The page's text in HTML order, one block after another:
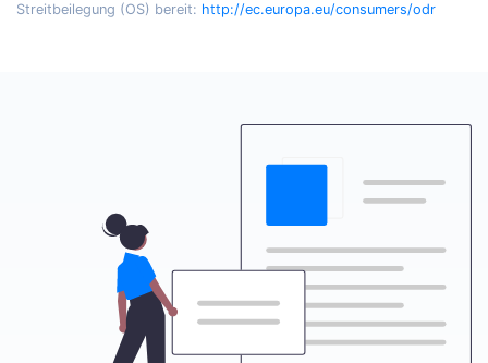
Streitbeilegung (OS) bereit: http://ec.europa.eu/consumers/odr